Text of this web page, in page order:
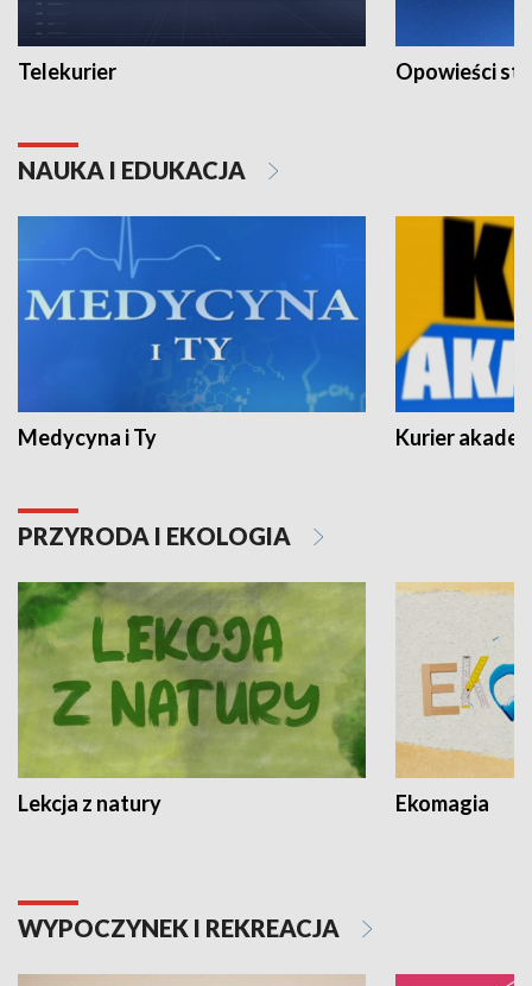
Telekurier Opowieści
NAUKA I EDUKACJA
Medycyna i Ty Kurier
PRZYRODA I EKOLOGIA
Lekcja z natury Ekomagia
WYPOCZYNEK I REKREACJA